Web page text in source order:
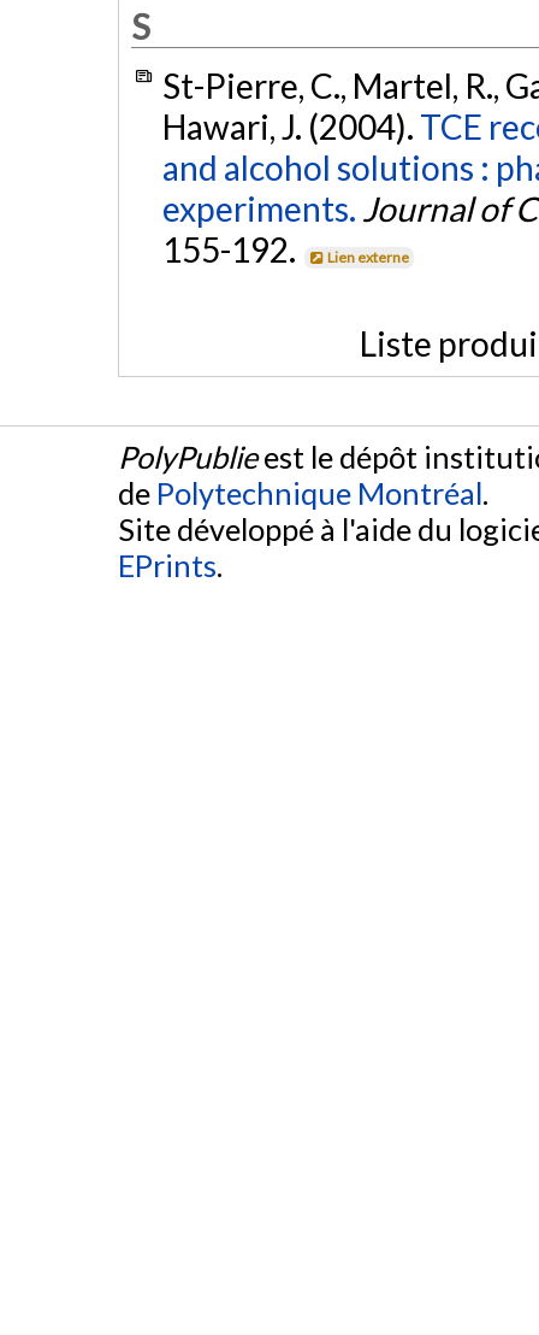
S
St-Pierre, C., Martel, R.,
Hawari, J. (2004). TCE
and alcohol solutions :
experiments. Journal of
155-192.
Lien externe
Liste
PolyPublieest le dépôt
de Polytechnique Montréal.
Site développé à l'aide du
EPrints.